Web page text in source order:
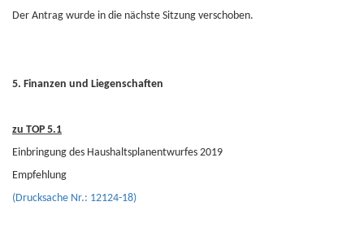
Der Antrag wurde in die nächste Sitzung verschoben.
5. Finanzen und Liegenschaften
zu TOP 5.1
Einbringung des Haushaltsplanentwurfes 2019
Empfehlung
(Drucksache Nr.: 12124-18)